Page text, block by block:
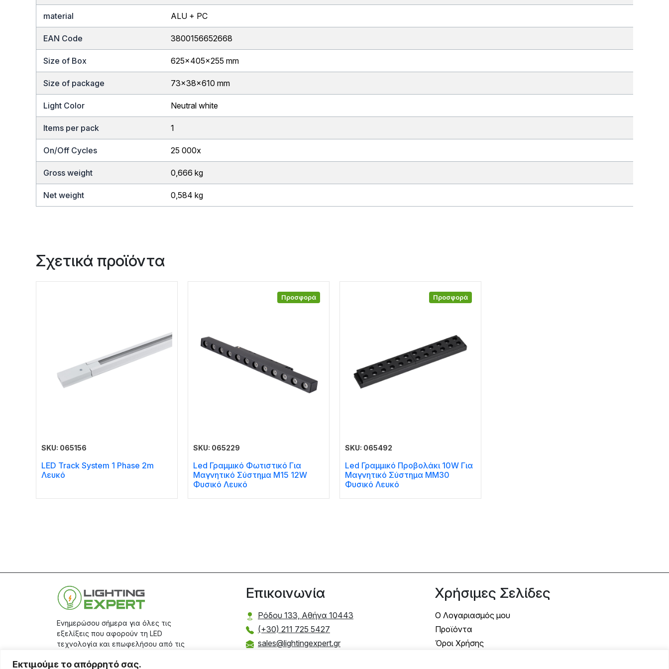
Εκτιμούμε το απόρρητό σας.
material ALU + PC
EAN Code 3800156652668
Size of Box 625x405x255 mm
Size of package 73x38x610 mm
Light Color Neutral white
Items per pack 1
On/Off Cycles 25 000x
Gross weight 0,666 kg
Net weight 0,584 kg
Σχετικά προϊόντα
SKU: 065156
LED Track System 1 Phase 2m
Λευκό
Προσφορά
SKU: 065229
Led Γραμμικό Φωτιστικό Για
Μαγνητικό Σύστημα Μ15 12W
Φυσικό Λευκό
Προσφορά
SKU: 065492
Led Γραμμικό Προβολάκι 10W Για
Μαγνητικό Σύστημα MM30
Φυσικό Λευκό
Ενημερώσου σήμερα για όλες τις
εξελίξεις που αφορούν τη LED
τεχνολογία και επωφελήσου από τις
την εγγραφή σου στοsite.
Επικοινωνία
Ρόδου 133, Αθήνα 10443
(+30) 211 725 5427
sales@lightingexpert.gr
Χρήσιμες Σελίδες
Ο Λογαριασμός μου
Προϊόντα
Όροι Χρήσης